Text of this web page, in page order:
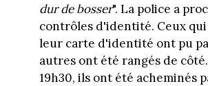
dur de bosser". La police a
contrôles d'identité. Ceux
leur carte d'identité ont pu
autres ont été rangés de
19h30, ils ont été acheminés